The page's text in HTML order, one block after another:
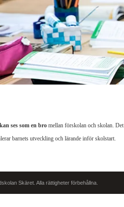
ses som en bro mellan förskolan och skolan. Det
barnets utveckling och lärande inför skolstart.
Skäret. Alla rättigheter förbehållna.